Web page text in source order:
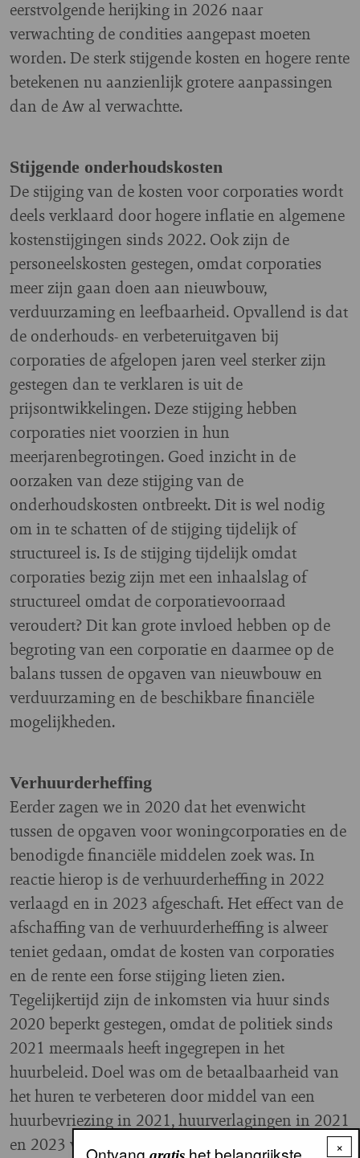
eerstvolgende herijking in 2026 naar
verwachting de condities aangepast moeten
worden. De sterk stijgende kosten en hogere rente
betekenen nu aanzienlijk grotere aanpassingen
dan de Aw al verwachtte.
Stijgende onderhoudskosten
De stijging van de kosten voor corporaties wordt
deels verklaard door hogere inflatie en algemene
kostenstijgingen sinds 2022. Ook zijn de
personeelskosten gestegen, omdat corporaties
meer zijn gaan doen aan nieuwbouw,
verduurzaming en leefbaarheid. Opvallend is dat
de onderhouds- en verbeteruitgaven bij
corporaties de afgelopen jaren veel sterker zijn
gestegen dan te verklaren is uit de
prijsontwikkelingen. Deze stijging hebben
corporaties niet voorzien in hun
meerjarenbegrotingen. Goed inzicht in de
oorzaken van deze stijging van de
onderhoudskosten ontbreekt. Dit is wel nodig
om in te schatten of de stijging tijdelijk of
structureel is. Is de stijging tijdelijk omdat
corporaties bezig zijn met een inhaalslag of
structureel omdat de corporatievoorraad
veroudert? Dit kan grote invloed hebben op de
begroting van een corporatie en daarmee op de
balans tussen de opgaven van nieuwbouw en
verduurzaming en de beschikbare financiële
mogelijkheden.
Verhuurderheffing
Eerder zagen we in 2020 dat het evenwicht
tussen de opgaven voor woningcorporaties en de
benodigde financiële middelen zoek was. In
reactie hierop is de verhuurderheffing in 2022
verlaagd en in 2023 afgeschaft. Het effect van de
afschaffing van de verhuurderheffing is alweer
teniet gedaan, omdat de kosten van corporaties
en de rente een forse stijging lieten zien.
Tegelijkertijd zijn de inkomsten via huur sinds
2020 beperkt gestegen, omdat de politiek sinds
2021 meermaals heeft ingegrepen in het
huurbeleid. Doel was om de betaalbaarheid van
het huren te verbeteren door middel van een
huurbevriezing in 2021, huurverlagingen in 2021
en 2023 voor lagere inkomens en het
×
Ontvang het belangrijkste